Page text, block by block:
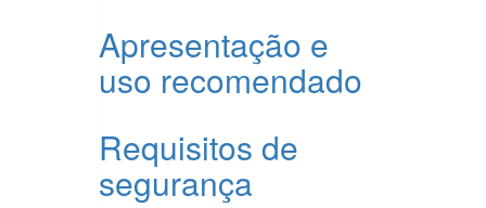
Apresentação e
uso recomendado
Requisitos de
segurança